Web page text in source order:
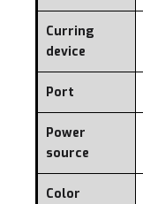
Curring
device
Port
Power
source
Color